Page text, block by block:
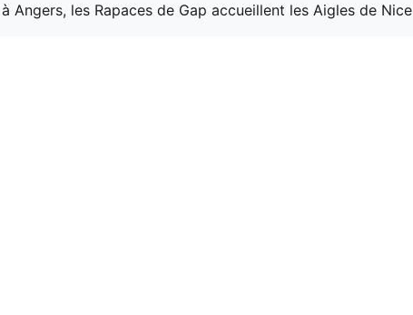
Angers, les Rapaces de Gap accueillent les Aigles de Nice